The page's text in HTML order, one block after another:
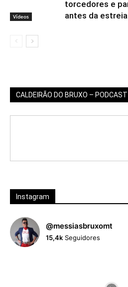
Vídeos
torcedores e
antes da
CALDEIRÃO DO BRUXO – PODCAST
Instagram
@messiasbruxomt
15,4k Seguidores